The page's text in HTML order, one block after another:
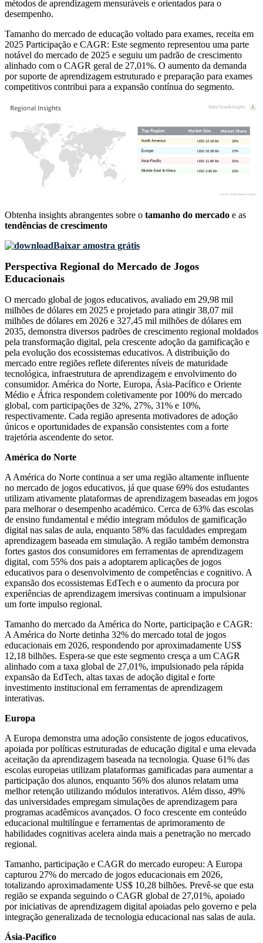
métodos de aprendizagem mensuráveis ​​e orientados para o
desempenho.
Tamanho do mercado de educação voltado para exames, receita em
2025 Participação e CAGR: Este segmento representou uma parte
notável do mercado de 2025 e seguiu um padrão de crescimento
alinhado com o CAGR geral de 27,01%. O aumento da demanda
por suporte de aprendizagem estruturado e preparação para exames
competitivos contribui para a expansão contínua do segmento.
10%
USD 3.80 Bn
31%
USD 11.80 Bn
27%
USD 10.28 Bn
32%
USD 12.18 Bn
Obtenha insights abrangentes sobre o tamanho do mercado e as
tendências de crescimento
Baixar amostra grátis
Perspectiva Regional do Mercado de Jogos
Educacionais
O mercado global de jogos educativos, avaliado em 29,98 mil
milhões de dólares em 2025 e projetado para atingir 38,07 mil
milhões de dólares em 2026 e 327,45 mil milhões de dólares em
2035, demonstra diversos padrões de crescimento regional moldados
pela transformação digital, pela crescente adoção da gamificação e
pela evolução dos ecossistemas educativos. A distribuição do
mercado entre regiões reflete diferentes níveis de maturidade
tecnológica, infraestrutura de aprendizagem e envolvimento do
consumidor. América do Norte, Europa, Ásia-Pacífico e Oriente
Médio e África respondem coletivamente por 100% do mercado
global, com participações de 32%, 27%, 31% e 10%,
respectivamente. Cada região apresenta motivadores de adoção
únicos e oportunidades de expansão consistentes com a forte
trajetória ascendente do setor.
América do Norte
A América do Norte continua a ser uma região altamente influente
no mercado de jogos educativos, já que quase 69% dos estudantes
utilizam ativamente plataformas de aprendizagem baseadas em jogos
para melhorar o desempenho académico. Cerca de 63% das escolas
de ensino fundamental e médio integram módulos de gamificação
digital nas salas de aula, enquanto 58% das faculdades empregam
aprendizagem baseada em simulação. A região também demonstra
fortes gastos dos consumidores em ferramentas de aprendizagem
digital, com 55% dos pais a adoptarem aplicações de jogos
educativos para o desenvolvimento de competências e cognitivo. A
expansão dos ecossistemas EdTech e o aumento da procura por
experiências de aprendizagem imersivas continuam a impulsionar
um forte impulso regional.
Tamanho do mercado da América do Norte, participação e CAGR:
A América do Norte detinha 32% do mercado total de jogos
educacionais em 2026, respondendo por aproximadamente US$
12,18 bilhões. Espera-se que este segmento cresça a um CAGR
alinhado com a taxa global de 27,01%, impulsionado pela rápida
expansão da EdTech, altas taxas de adoção digital e forte
investimento institucional em ferramentas de aprendizagem
interativas.
Europa
A Europa demonstra uma adoção consistente de jogos educativos,
apoiada por políticas estruturadas de educação digital e uma elevada
aceitação da aprendizagem baseada na tecnologia. Quase 61% das
escolas europeias utilizam plataformas gamificadas para aumentar a
participação dos alunos, enquanto 56% dos alunos relatam uma
melhor retenção utilizando módulos interativos. Além disso, 49%
das universidades empregam simulações de aprendizagem para
programas acadêmicos avançados. O foco crescente em conteúdo
educacional multilíngue e ferramentas de aprimoramento de
habilidades cognitivas acelera ainda mais a penetração no mercado
regional.
Tamanho, participação e CAGR do mercado europeu: A Europa
capturou 27% do mercado de jogos educacionais em 2026,
totalizando aproximadamente US$ 10,28 bilhões. Prevê-se que esta
região se expanda seguindo o CAGR global de 27,01%, apoiado
por iniciativas de aprendizagem digital apoiadas pelo governo e pela
integração generalizada de tecnologia educacional nas salas de aula.
Ásia-Pacífico